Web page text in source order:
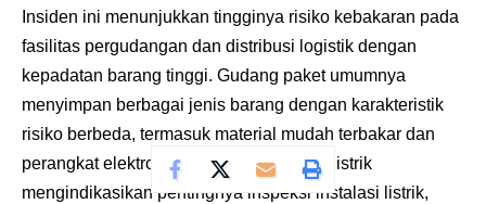
Insiden ini menunjukkan tingginya risiko kebakaran pada
fasilitas pergudangan dan distribusi logistik dengan
kepadatan barang tinggi. Gudang paket umumnya
menyimpan berbagai jenis barang dengan karakteristik
risiko berbeda, termasuk material mudah terbakar dan
perangkat elektronik. Dugaan korsleting listrik
mengindikasikan pentingnya inspeksi instalasi listrik,